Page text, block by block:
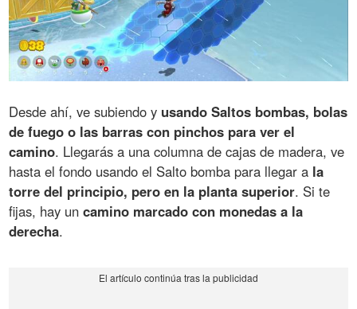
Desde ahí, ve subiendo y usando Saltos bombas, bolas
de fuego o las barras con pinchos para ver el
camino. Llegarás a una columna de cajas de madera, ve
hasta el fondo usando el Salto bomba para llegar a la
torre del principio, pero en la planta superior. Si te
fijas, hay uncamino marcado con monedas a la
derecha.